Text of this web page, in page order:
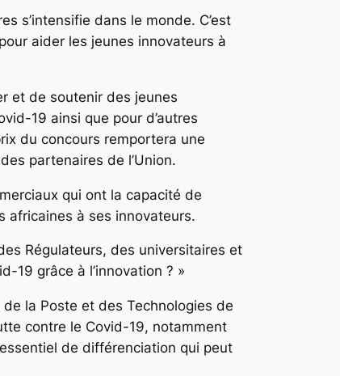
s’intensifie dans le monde. C’est
aider les jeunes innovateurs à
et de soutenir des jeunes
19 ainsi que pour d’autres
du concours remportera une
partenaires de l’Union.
qui ont la capacité de
africaines à ses innovateurs.
Régulateurs, des universitaires et
19 grâce à l’innovation ? »
la Poste et des Technologies de
contre le Covid-19, notamment
de différenciation qui peut